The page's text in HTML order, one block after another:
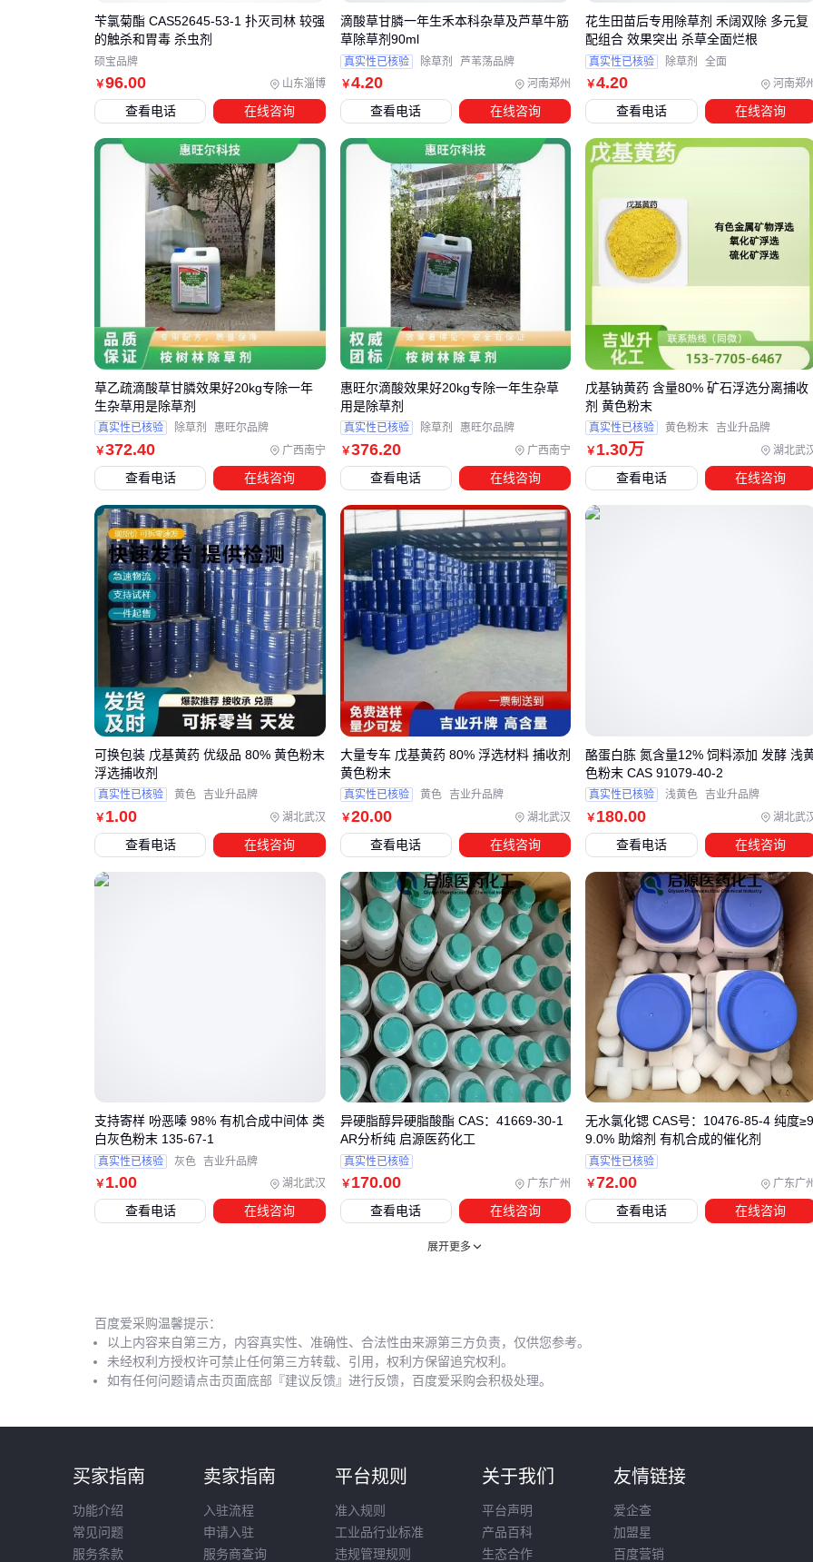
要快速见效的场合
草甘膦虽然见效稍慢，但对多年生杂草的根系杀灭更彻底，
白心效果持续时间更长
在实际应用中，草铵膦更适合果园、茶园等经济作物区的除
草，因为它对作物根系更安全；而草甘膦则更常用于非耕地的
大面积除草，尤其是需要长期控制杂草再生的区域。
了解这些差异后，我们就能更准确地根据具体场景选择最合适
的除草剂类型。接下来需要考虑的是，如何结合你的实际需求
做出最终选型决策。
三、如何根据场景选择最合适的除草剂？
选择能使草白心的除草剂时，关键要看具体使用场景和杂草类
型。不同成分的除草剂在作用机理、见效速度和适用环境上存
在明显差异，盲目选择可能导致效果不佳或浪费成本。
对于果园、桑园等经济作物区，需要兼顾除草效果和对作物
的安全性，草铵膦除草剂
因其低毒性和定向杀草特性更为
在荒地、铁路沿线等非耕地场景，灭生性除草剂
能快速清
除各类杂草，但需注意其对土壤的残留影响。
草铵膦类除草剂通过干扰杂草的氨基酸合成来发挥作用，通常
3-5天就能看到草心变白的效果。这类产品对多年生杂草效果显
著，且对土壤微生物影响较小，适合需要长期管理的种植区
域。
萎，适合需要立即清理的场地。但这类产品可能对部分杂草根
部效果有限，需要根据杂草种类判断是否配合其他药剂使用。
茎叶喷雾适合大面积均匀覆盖
局部点喷则更适用于精准除草需求 确保选择的剂型与您的施
药设备匹配，才能达到最佳效果。
四、除了除草剂，还需要哪些配套工具才能高效作业？
选择能使草白心的除草剂只是第一步，实际作业时还需要配套
设备来确保喷洒均匀性和操作安全。
喷雾设备：背负式喷雾器或 电动喷雾器
能精准控制药液雾
化效果，避免药液浪费或局部浓度过高。悬挂式喷杆打药机
更适合大面积农田作业。
防护装备：全封闭安全护目镜 和防毒面具
可防止药液飞
溅或吸入风险，尤其在使用高浓度除草剂时更为关键。
辅助工具：化学品防渗漏托盘
能安全存放未用完的药液，
农药专用量杯
则确保配比准确。
这类看似简单的配件，实际影响着长时间作业的
舒适度。加宽设计的背带能分散肩部压力，而夜间反光条在低
光照环境下可提升安全性。
配比阶段：使用带刻度的农药计量杯精确量取原液，随意估
量可能导致药效不足或作物药害。
引起局部药害。
除草剂增效剂
虽能提升药液附着性，但需注意与特定除草剂
的兼容性。大棚等密闭空间建议换用低漂移喷嘴，减少雾滴飘
￥96.00 山东淄博
苄氯菊酯 CAS52645-53-1 扑灭司林 较强
的触杀和胃毒 杀虫剂
硕宝品牌
查看电话 在线咨询
￥4.20 河南郑州
滴酸草甘膦一年生禾本科杂草及芦草牛筋
草除草剂90ml
真实性已核验 除草剂 芦苇荡品牌
查看电话 在线咨询
￥4.20 河南郑
花生田苗后专用除草剂 禾阔双除 多元复
配组合 效果突出 杀草全面烂根
真实性已核验 除草剂 全面
查看电话 在线咨询
￥372.40 广西南宁
草乙疏滴酸草甘膦效果好20kg专除一年
生杂草用是除草剂
真实性已核验 除草剂 惠旺尔品牌
查看电话 在线咨询
￥376.20 广西南宁
惠旺尔滴酸效果好20kg专除一年生杂草
用是除草剂
真实性已核验 除草剂 惠旺尔品牌
查看电话 在线咨询
￥ 1.30万 湖北武
戊基钠黄药 含量80% 矿石浮选分离捕收
剂 黄色粉末
真实性已核验 黄色粉末 吉业升品牌
查看电话 在线咨询
￥1.00 湖北武汉
可换包装 戊基黄药 优级品 80% 黄色粉末
浮选捕收剂
真实性已核验 黄色 吉业升品牌
查看电话 在线咨询
￥20.00 湖北武汉
大量专车 戊基黄药 80% 浮选材料 捕收剂
黄色粉末
真实性已核验 黄色 吉业升品牌
查看电话 在线咨询
￥180.00 湖北武
酪蛋白胨 氮含量12% 饲料添加 发酵 浅
色粉末 CAS 91079-40-2
真实性已核验 浅黄色 吉业升品牌
查看电话 在线咨询
￥ 1.00 湖北武汉
支持寄样 吩恶嗪 98% 有机合成中间体 类
白灰色粉末 135-67-1
真实性已核验 灰色 吉业升品牌
查看电话 在线咨询
￥ 170.00 广东广州
异硬脂醇异硬脂酸酯 CAS：41669-30-1
AR分析纯 启源医药化工
真实性已核验
查看电话 在线咨询
￥72.00 广东广
无水氯化锶 CAS号：10476-85-4 纯度≥9
9.0% 助熔剂 有机合成的催化剂
真实性已核验
查看电话 在线咨询
展开更多
百度爱采购温馨提示：
以上内容来自第三方，内容真实性、准确性、合法性由来源第三方负责，仅供您参考。
未经权利方授权许可禁止任何第三方转载、引用，权利方保留追究权利。
如有任何问题请点击页面底部『建议反馈』进行反馈，百度爱采购会积极处理。
买家指南
功能介绍
常见问题
服务条款
卖家指南
入驻流程
申请入驻
服务商查询
平台规则
准入规则
工业品行业标准
违规管理规则
关于我们
平台声明
产品百科
生态合作
友情链接
爱企查
加盟星
百度营销